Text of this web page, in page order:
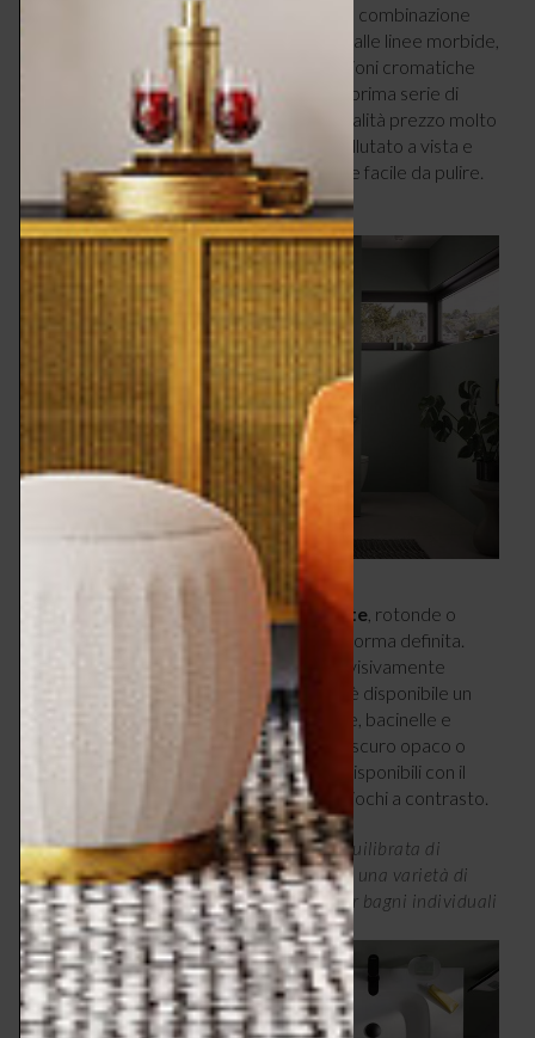
è caratterizzata da una combinazione
perfettamente equilibrata tra elementi dalle linee morbide,
seppur precise, e un’ampia varietà di opzioni cromatiche
nelle finiture dei diversi componenti. È la prima serie di
DuroCast® con un rapporto qualità prezzo molto
interessante: un materiale dall’effetto vellutato a vista e
tatto, durevole e resistente, non poroso e facile da pulire.
Sivida by Starck.
bacinelle finemente sagomate , rotonde o
quadrate, che poggiano su consolle dalla forma definita.
Entrambe sono nello stesso materiale e visivamente
sembrano un pezzo unico. In alternativa, è disponibile un
lavabo consolle in Bianco satinato mentre, bacinelle e
consolle, possono essere anche in Grigio scuro opaco o
Verde pallido opaco. In più, i lavabi sono disponibili con il
bianco all’esterno o all’interno, creando giochi a contrasto.
Sivida: la combinazione perfettamente equilibrata di
elementi dalle linee morbide e precise con una varietà di
opzioni cromatiche costituisce la base per bagni individuali
con dettagli caratteristici.